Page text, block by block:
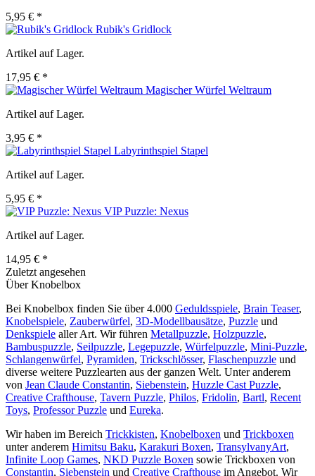
5,95 € *
Rubik's Gridlock
Artikel auf Lager.
17,95 € *
Magischer Würfel Weltraum
Artikel auf Lager.
3,95 € *
Labyrinthspiel Stapel
Artikel auf Lager.
5,95 € *
VIP Puzzle: Nexus
Artikel auf Lager.
14,95 € *
Zuletzt angesehen
Über Knobelbox
Bei Knobelbox finden Sie über 4.000 Geduldsspiele, Brain Teaser,
Knobelspiele, Zauberwürfel, 3D-Modellbausätze, Puzzle und
Denkspiele aller Art. Wir führen Metallpuzzle, Holzpuzzle,
Bambuspuzzle, Seilpuzzle, Legepuzzle, Würfelpuzzle, Mini-Puzzle,
Schlangenwürfel, Pyramiden, Trickschlösser, Flaschenpuzzle und
diverse weitere Puzzlearten aus der ganzen Welt. Unter anderem
von Jean Claude Constantin, Siebenstein, Huzzle Cast Puzzle,
Creative Crafthouse, Tavern Puzzle, Philos, Fridolin, Bartl, Recent
Toys, Professor Puzzle und Eureka.
Wir haben im Bereich Trickkisten, Knobelboxen und Trickboxen
unter anderem Himitsu Baku, Karakuri Boxen, TransylvanyArt,
Infinite Loop Games, NKD Puzzle Boxen sowie Trickboxen von
Constantin, Siebenstein und Creative Crafthouse im Angebot. Wir